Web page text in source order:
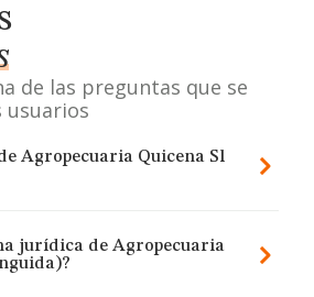
de las preguntas que se
usuarios
Agropecuaria Quicena Sl
jurídica de Agropecuaria